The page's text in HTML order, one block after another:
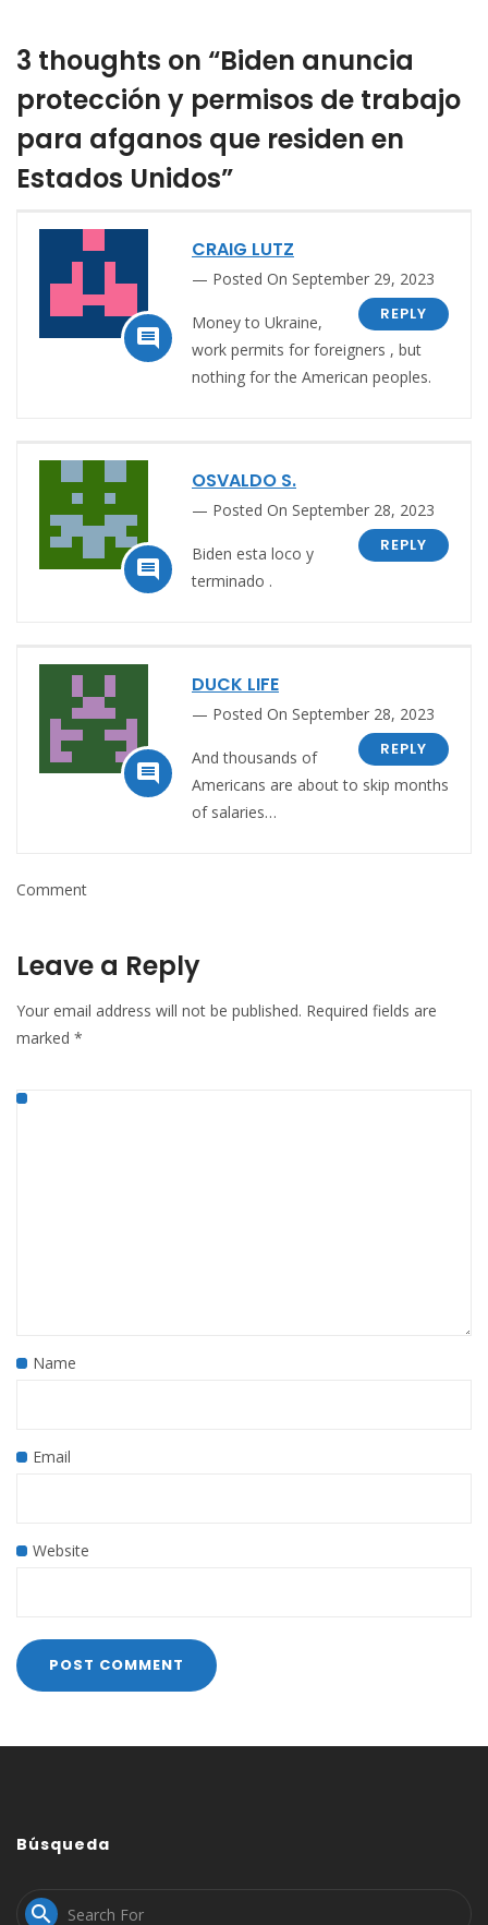
3 thoughts on “Biden anuncia
protección y permisos de trabajo
para afganos que residen en
Estados Unidos”

CRAIG LUTZ
Posted On September 29, 2023
REPLY
Money to Ukraine,
work permits for foreigners , but
nothing for the American peoples.

OSVALDO S.
Posted On September 28, 2023
REPLY
Biden esta loco y
terminado .

DUCK LIFE
Posted On September 28, 2023
REPLY
And thousands of
Americans are about to skip months
of salaries…
Comment
Leave a Reply
Your email address will not be published. Required fields are
marked *
Name
Email
Website
Búsqueda
